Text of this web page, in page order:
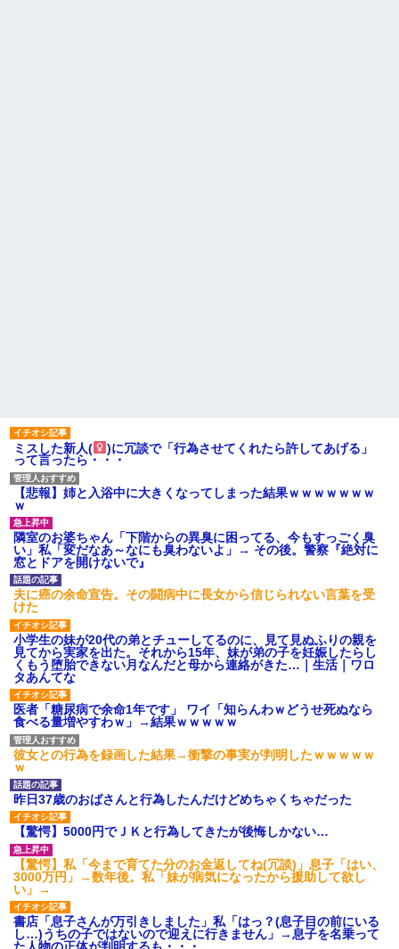
の？ｗｗ」「逆に超安い」
私「ちょっと、人の家の金庫
触らないでよ！」キチママ『そ
こに金庫があったから、開けて
みようとしただけ☆』義兄「泥
は出てけ！二度と来るな！」結
果・・・
私「初めて飲む味だけどなん
のお茶？」彼「ちっ！」私「」
【GIF】JSのカンチョーワロ
タ
後続車にクラクションを鳴ら
され彼氏が逆切れ。「何クラク
ション鳴らしてんだ！降りてこ
いよ！」と怒鳴りだし...
【衝撃】報酬100万円超の治験
募集がこちらｗｗｗｗｗ(※画像
あり)
【ネット騒然】惨殺されたタ
ワマン頂き女子のこの動画、す
げえええええｗｗｗｗｗｗｗｗ
ｗｗｗ
【愕然】白のクラウン俺氏、
高速道路左車線を制限速度で走
った結果wwwwwwwwwwww
百年の恋12-899 食べた量を
張り合ってくる
【悲報】佐藤輝明・・・２軍
でも盛大にやらかす←あまり悲
しませないでくれ
ミスした新人(
)に冗談で「行為させてくれたら許してあげる」
って言ったら・・・
【悲報】姉と入浴中に大きくなってしまった結果ｗｗｗｗｗｗｗ
ｗ
隣室のお婆ちゃん「下階からの異臭に困ってる、今もすっごく臭
い」私「変だなあ～なにも臭わないよ」→ その後。警察『絶対に
窓とドアを開けないで』
夫に癌の余命宣告。その闘病中に長女から信じられない言葉を受
けた
小学生の妹が20代の弟とチューしてるのに、見て見ぬふりの親を
見てから実家を出た。それから15年、妹が弟の子を妊娠したらし
くもう堕胎できない月なんだと母から連絡がきた…｜生活｜ワロ
タあんてな
医者「糖尿病で余命1年です」 ワイ「知らんわｗどうせ死ぬなら
食べる量増やすわｗ」→結果ｗｗｗｗｗ
彼女との行為を録画した結果→衝撃の事実が判明したｗｗｗｗｗ
ｗ
昨日37歳のおばさんと行為したんだけどめちゃくちゃだった
【驚愕】5000円でＪＫと行為してきたが後悔しかない…
【驚愕】私「今まで育てた分のお金返してね(冗談)」息子「はい、
3000万円」→数年後。私「妹が病気になったから援助して欲し
い」→
書店「息子さんが万引きしました」私「はっ？(息子目の前にいる
し…)うちの子ではないので迎えに行きません」→息子を名乗って